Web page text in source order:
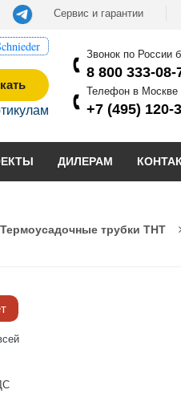
Сервис и гарантии
Звонок по России
8 800 333-08-
Телефон в Москве
+7 (495) 120-
ДИЛЕРАМ
Термоусадочные трубки THT